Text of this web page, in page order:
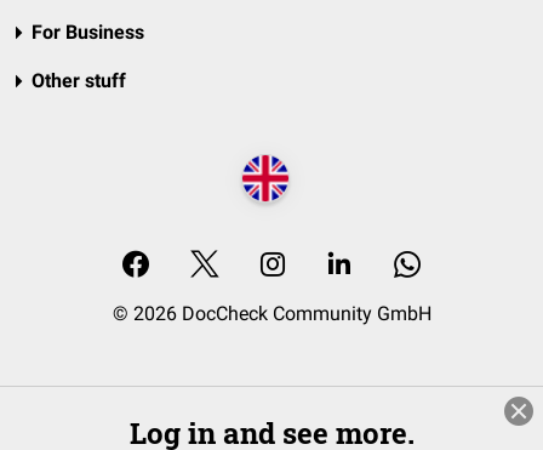
For Business
Other stuff
© 2026 DocCheck Community GmbH
Log in and see more.